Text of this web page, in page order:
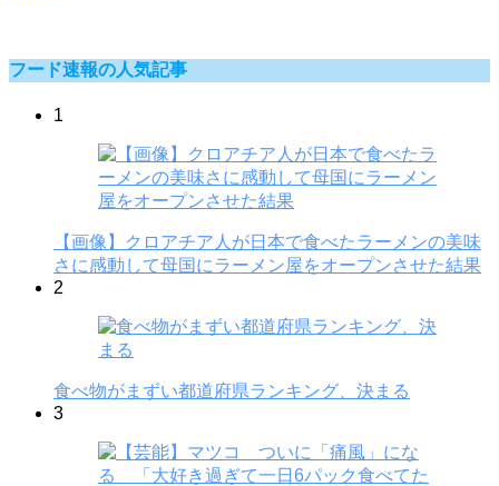
フード速報の人気記事
1
【画像】クロアチア人が日本で食べたラーメンの美味
さに感動して母国にラーメン屋をオープンさせた結果
2
食べ物がまずい都道府県ランキング、決まる
3